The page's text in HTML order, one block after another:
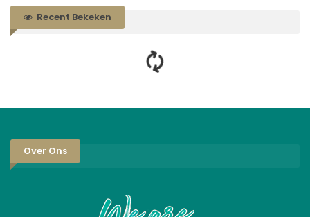
Recent Bekeken
Over Ons